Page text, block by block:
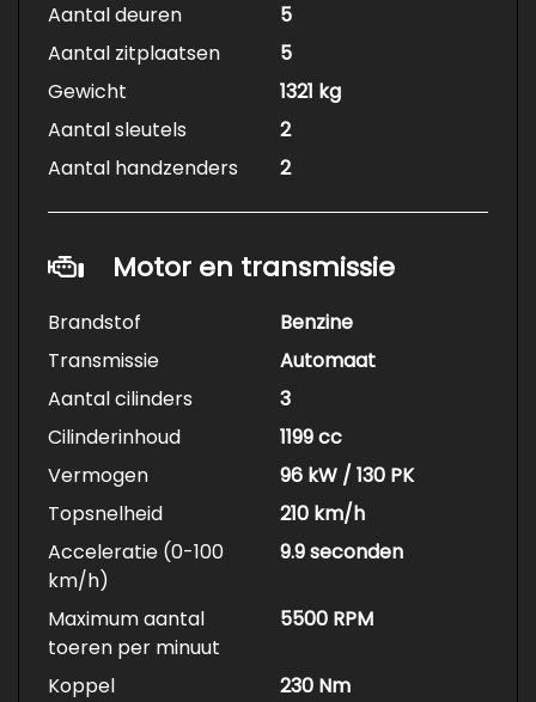
Aantal deuren
5
Aantal zitplaatsen
5
Gewicht
1321 kg
Aantal sleutels
2
Aantal handzenders
2
Motor en transmissie
Brandstof
Benzine
Transmissie
Automaat
Aantal cilinders
3
Cilinderinhoud
1199 cc
Vermogen
96 kW / 130 PK
Topsnelheid
210 km/h
Acceleratie (0-100
km/h)
9.9 seconden
Maximum aantal
toeren per minuut
5500 RPM
Koppel
230 Nm